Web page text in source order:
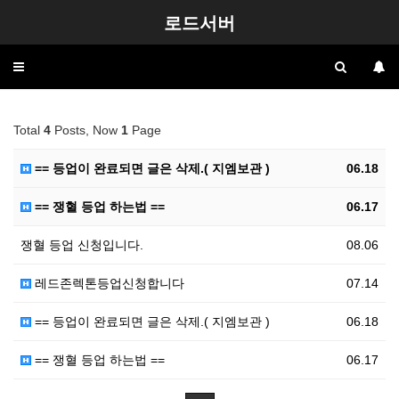
로드서버
Toggle
Total 4 Posts, Now 1 Page
06.18
== 등업이 완료되면 글은 삭제.( 지엠보관 )
06.17
== 쟁혈 등업 하는법 ==
08.06
쟁혈 등업 신청입니다.
07.14
레드존렉톤등업신청합니다
06.18
== 등업이 완료되면 글은 삭제.( 지엠보관 )
06.17
== 쟁혈 등업 하는법 ==